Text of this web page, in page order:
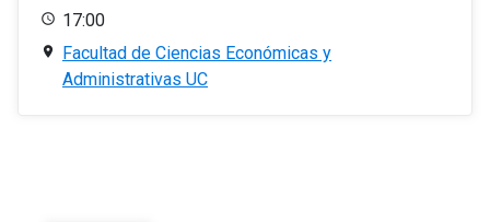
17:00
Facultad de Ciencias Económicas y
Administrativas UC